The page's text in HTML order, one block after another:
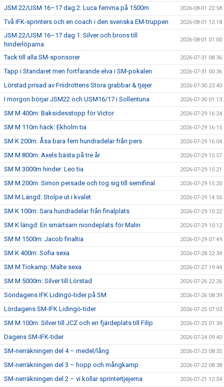
JSM 22/USM 16–17 dag 2: Luca femma på 1500m 2026-08-01 22:58
Två IFK-sprinters och en coach i den svenska EM-truppen 2026-08-01 12:18
JSM 22/USM 16–17 dag 1: Silver och brons till
hinderlöparna
2026-08-01 01:00
Tack till alla SM-sponsorer 2026-07-31 08:36
Tapp i Standaret men fortfarande elva i SM-pokalen 2026-07-31 00:36
Lörstad prisad av Friidrottens Stora grabbar & tjejer 2026-07-30 23:40
I morgon börjar JSM22 och USM16/17 i Sollentuna 2026-07-30 01:13
SM M 400m: Baksidesstopp för Victor 2026-07-29 16:24
SM M 110m häck: Ekholm tia 2026-07-29 16:15
SM K 200m: Åsa bara fem hundradelar från pers 2026-07-29 16:04
SM M 800m: Axels bästa på tre år 2026-07-29 15:57
SM M 3000m hinder: Leo tia 2026-07-29 15:21
SM M 200m: Simon persade och tog sig till semifinal 2026-07-29 15:20
SM M Längd: Stolpe ut i kvalet 2026-07-29 14:55
SM K 100m: Sara hundradelar från finalplats 2026-07-29 10:22
SM K längd: En smärtsam niondeplats för Malin 2026-07-29 10:12
SM M 1500m: Jacob finaltia 2026-07-29 07:49
SM K 400m: Sofia sexa 2026-07-28 22:34
SM M Tiokamp: Malte sexa 2026-07-27 19:44
SM M 5000m: Silver till Lörstad 2026-07-26 22:26
Söndagens IFK Lidingö-tider på SM 2026-07-26 08:39
Lördagens SM-IFK Lidingö-tider 2026-07-25 07:02
SM M 100m: Silver till JCZ och en fjärdeplats till Filip 2026-07-25 01:34
Dagens SM-IFK-tider 2026-07-24 09:40
SM-nerräkningen del 4 – medel/lång 2026-07-23 08:35
SM-nerräkningen del 3 – hopp och mångkamp 2026-07-22 08:38
SM-nerräkningen del 2 – vi kollar sprintertjejerna 2026-07-21 12:54